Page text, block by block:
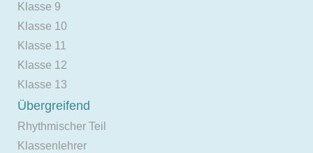
Klasse 9
Klasse 10
Klasse 11
Klasse 12
Klasse 13
Übergreifend
Rhythmischer Teil
Klassenlehrer